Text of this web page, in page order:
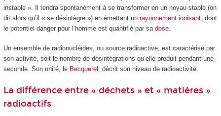
instable ». Il tendra spontanément à se transformer en un noyau stable (on
dit alors qu’il « se désintègre ») en émettant un rayonnement ionisant, dont
le potentiel danger pour l’homme est quantifié par sa dose.
Un ensemble de radionucléides, ou source radioactive, est caractérisé par
son activité, soit le nombre de désintégrations qu’elle produit pendant une
seconde. Son unité, le Becquerel , décrit son niveau de radioactivité.
La différence entre « déchets » et « matières »
radioactifs